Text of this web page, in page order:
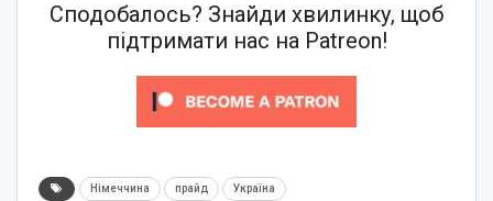
Сподобалось? Знайди хвилинку, щоб
підтримати нас на Patreon!
Німеччина прайд Україна